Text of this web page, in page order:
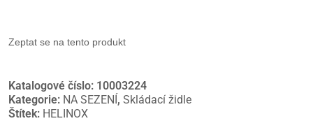
Zeptat se na tento produkt
Katalogové číslo: 10003224
Kategorie: NA SEZENÍ, Skládací židle
Štítek: HELINOX